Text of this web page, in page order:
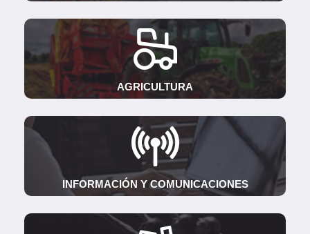
AGRICULTURA
INFORMACIÓN Y COMUNICACIONES